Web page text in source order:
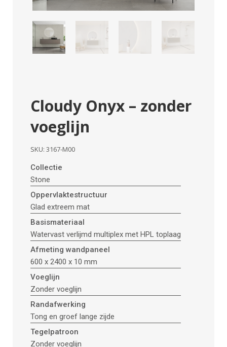
Cloudy Onyx – zonder
voeglijn
SKU: 3167-M00
Collectie
Stone
Oppervlaktestructuur
Glad extreem mat
Basismateriaal
Watervast verlijmd multiplex met HPL toplaag
Afmeting wandpaneel
600 x 2400 x 10 mm
Voeglijn
Zonder voeglijn
Randafwerking
Tong en groef lange zijde
Tegelpatroon
Zonder voeglijn